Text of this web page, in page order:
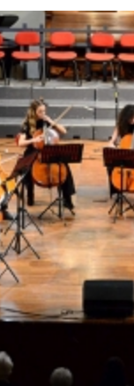
- Orchestra
Musica
Rinaldi e